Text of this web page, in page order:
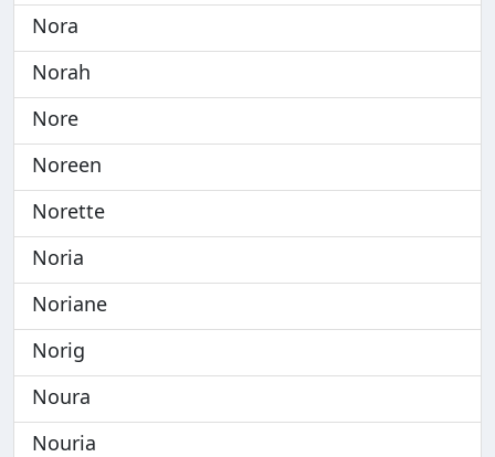
Nora
Norah
Nore
Noreen
Norette
Noria
Noriane
Norig
Noura
Nouria